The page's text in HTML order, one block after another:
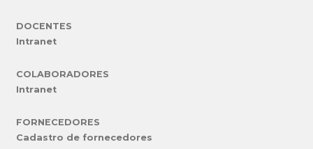
DOCENTES
Intranet
COLABORADORES
Intranet
FORNECEDORES
Cadastro de fornecedores